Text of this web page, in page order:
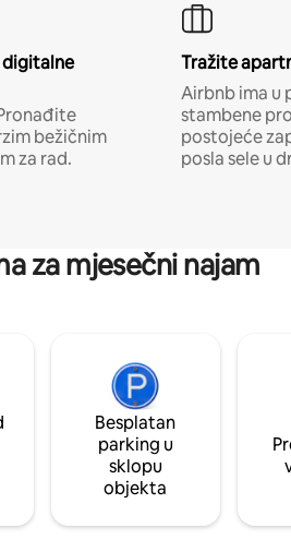
digitalne
bežičnim
za rad.
Tražite
Airbnb ima u
stambene
postojeće
posla sele u
za mjesečni najam
Besplatan
parking u
sklopu
objekta